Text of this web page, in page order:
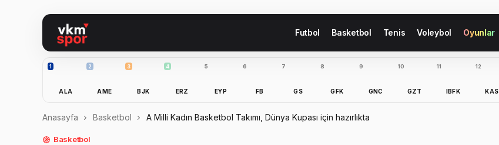
Futbol Basketbol Tenis Voleybol Oyunlar
1
ALA
2
AME
3
BJK
4
ERZ
5
EYP
6
FB
7
GS
8
GFK
9
GNC
10
GZT
11
IBFK
12
KAS
Anasayfa Basketbol A Milli Kadın Basketbol Takımı, Dünya Kupası için hazırlıkta
Basketbol